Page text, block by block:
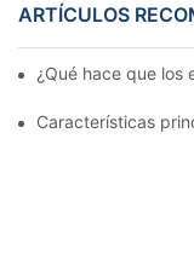
ARTÍCULOS
¿Qué hace que los
Características